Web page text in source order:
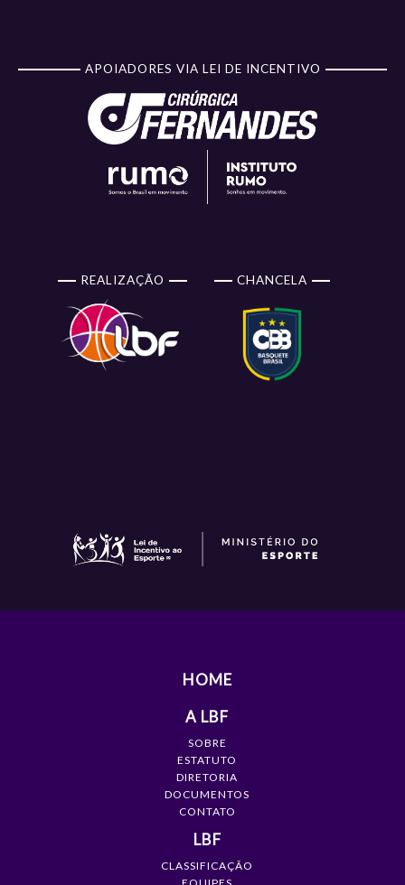
APOIADORES VIA LEI DE INCENTIVO
REALIZAÇÃO CHANCELA
HOME
A LBF
SOBRE
ESTATUTO
DIRETORIA
DOCUMENTOS
CONTATO
LBF
CLASSIFICAÇÃO